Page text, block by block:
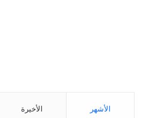
الأشهر الأخيرة